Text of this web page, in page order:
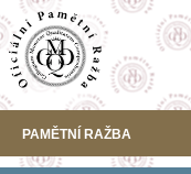
PAMĚTNÍ RAŽBA